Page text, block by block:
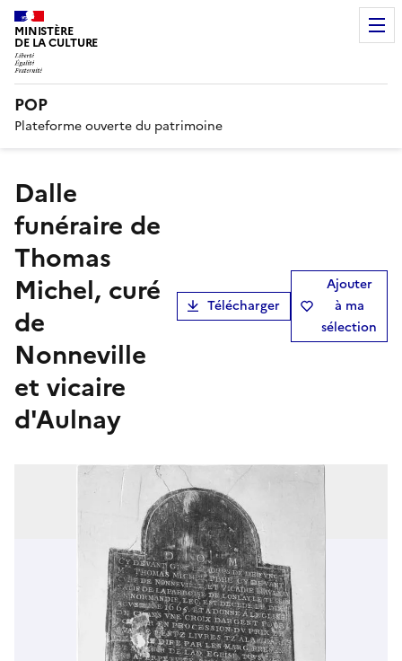
MINISTÈRE
DE LA CULTURE
POP
Plateforme ouverte du patrimoine
dalle
funéraire de
Thomas
Michel, curé
de
Nonneville
et vicaire
d'Aulnay
Télécharger
Ajouter
à ma
sélection